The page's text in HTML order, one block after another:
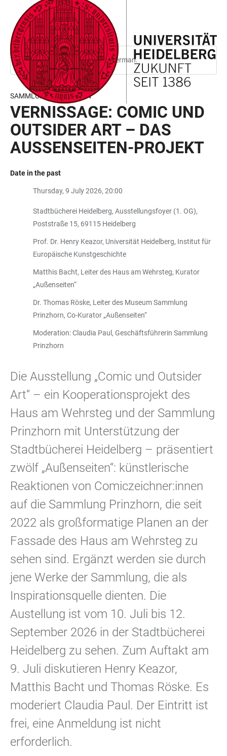
ACCESSIBILITY
LINKS
JUMP
TO
MAIN
CONTENT
OPEN
MAIN
NAVIGATION
OPEN
SEARCH
FORM
This page is only available in German.
SAMMLUNG PRINZHORN
VERNISSAGE: COMIC UND
OUTSIDER ART – DAS
AUSSENSEITEN-PROJEKT
Date in the past
Thursday, 9 July 2026, 20:00
Stadtbücherei Heidelberg, Ausstellungsfoyer (1. OG),
Poststraße 15, 69115 Heidelberg
Prof. Dr. Henry Keazor, Universität Heidelberg, Institut für
Europäische Kunstgeschichte
Matthis Bacht, Leiter des Haus am Wehrsteg, Kurator
„Außenseiten“
Dr. Thomas Röske, Leiter des Museum Sammlung
Prinzhorn, Co-Kurator „Außenseiten“
Moderation: Claudia Paul, Geschäftsführerin Sammlung
Prinzhorn
Die Ausstellung „Comic und Outsider
Art“ – ein Kooperationsprojekt des
Haus am Wehrsteg und der Sammlung
Prinzhorn mit Unterstützung der
Stadtbücherei Heidelberg – präsentiert
zwölf „Außenseiten“: künstlerische
Reaktionen von Comiczeichner:innen
auf die Sammlung Prinzhorn, die seit
2022 als großformatige Planen an der
Fassade des Haus am Wehrsteg zu
sehen sind. Ergänzt werden sie durch
jene Werke der Sammlung, die als
Inspirationsquelle dienten. Die
Austellung ist vom 10. Juli bis 12.
September 2026 in der Stadtbücherei
Heidelberg zu sehen. Zum Auftakt am
9. Juli diskutieren Henry Keazor,
Matthis Bacht und Thomas Röske. Es
moderiert Claudia Paul. Der Eintritt ist
frei, eine Anmeldung ist nicht
erforderlich.